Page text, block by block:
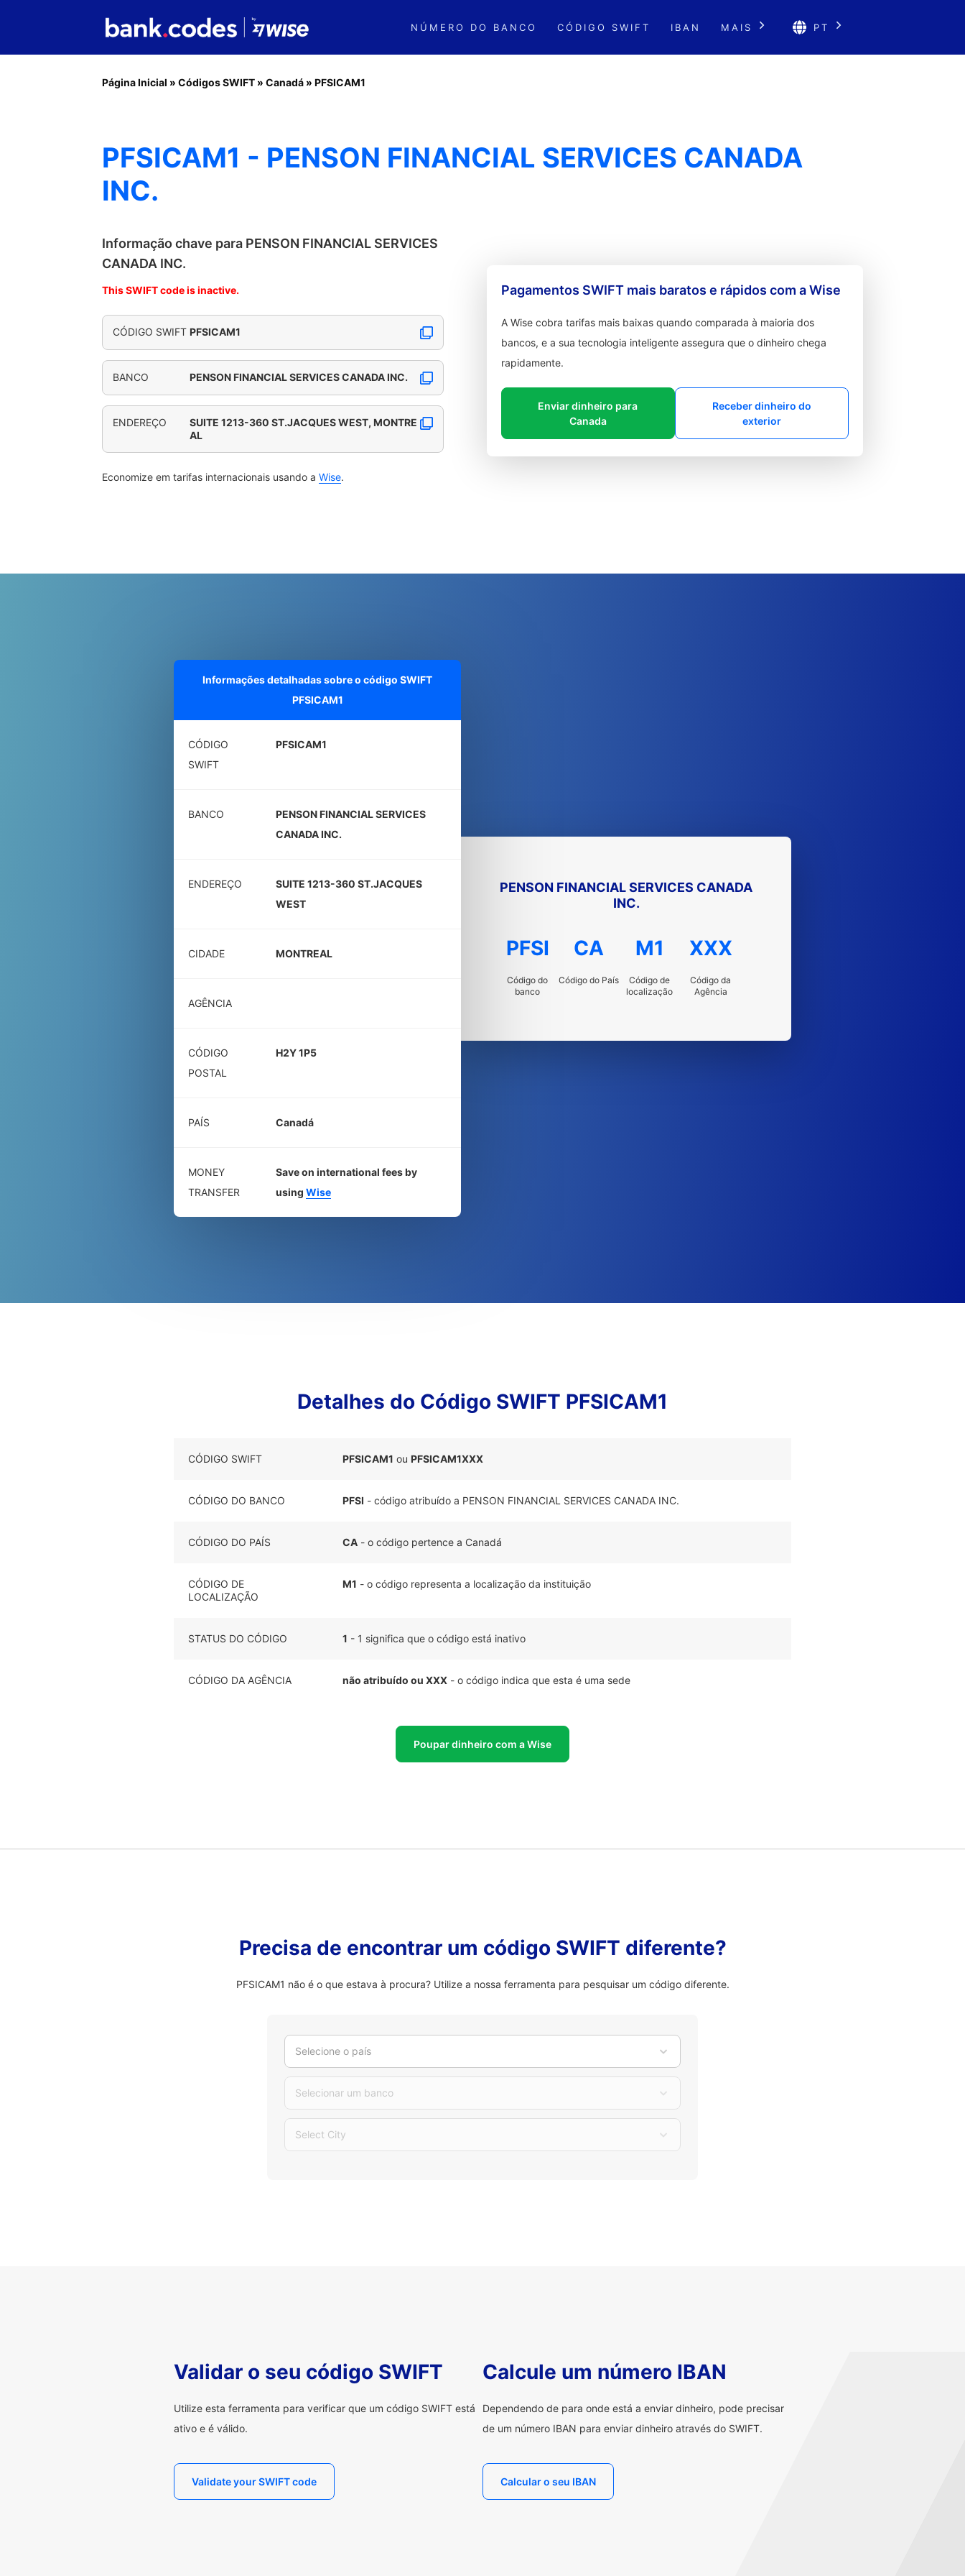
NÚMERO DO BANCO CÓDIGO SWIFT IBAN MAIS PT
Página Inicial » Códigos SWIFT » Canadá » PFSICAM1
PFSICAM1 - PENSON FINANCIAL SERVICES CANADA
INC.
Informação chave para PENSON FINANCIAL SERVICES
CANADA INC.
This SWIFT code is inactive.
CÓDIGO SWIFT PFSICAM1
BANCO PENSON FINANCIAL SERVICES CANADA INC.
ENDEREÇO
SUITE 1213-360 ST.JACQUES WEST, MONTRE
AL
Economize em tarifas internacionais usando a Wise.
Pagamentos SWIFT mais baratos e rápidos com a Wise
A Wise cobra tarifas mais baixas quando comparada à maioria dos
bancos, e a sua tecnologia inteligente assegura que o dinheiro chega
rapidamente.
Enviar dinheiro para
Canada
Receber dinheiro do
exterior
Informações detalhadas sobre o código SWIFT
PFSICAM1
CÓDIGO
SWIFT
PFSICAM1
BANCO
PENSON FINANCIAL SERVICES
CANADA INC.
ENDEREÇO
SUITE 1213-360 ST.JACQUES
WEST
CIDADE MONTREAL
AGÊNCIA
CÓDIGO
POSTAL
H2Y 1P5
PAÍS Canadá
MONEY
TRANSFER
Save on international fees by
using Wise
PENSON FINANCIAL SERVICES CANADA
INC.
PFSI
Código do
banco
CA
Código do País
M1
Código de
localização
XXX
Código da
Agência
Detalhes do Código SWIFT PFSICAM1
CÓDIGO SWIFT PFSICAM1 ou PFSICAM1XXX
CÓDIGO DO BANCO PFSI - código atribuído a PENSON FINANCIAL SERVICES CANADA INC.
CÓDIGO DO PAÍS CA - o código pertence a Canadá
CÓDIGO DE
LOCALIZAÇÃO
M1 - o código representa a localização da instituição
STATUS DO CÓDIGO 1 - 1 significa que o código está inativo
CÓDIGO DA AGÊNCIA não atribuído ou XXX - o código indica que esta é uma sede
Poupar dinheiro com a Wise
Precisa de encontrar um código SWIFT diferente?
PFSICAM1 não é o que estava à procura? Utilize a nossa ferramenta para pesquisar um código diferente.
Selecione o país
Selecionar um banco
Select City
Validar o seu código SWIFT
Utilize esta ferramenta para verificar que um código SWIFT está
ativo e é válido.
Validate your SWIFT code
Calcule um número IBAN
Dependendo de para onde está a enviar dinheiro, pode precisar
de um número IBAN para enviar dinheiro através do SWIFT.
Calcular o seu IBAN